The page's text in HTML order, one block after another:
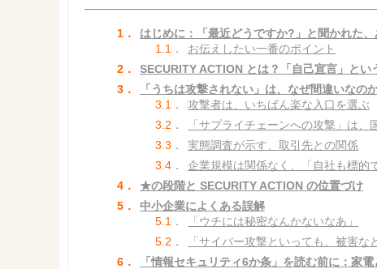
1．
はじめに：「最近どうですか?」と聞かれた
1.1．
お伝えしたい一番のポイント
2．
SECURITY ACTION とは？「自己宣言」とい
3．
「うちは攻撃されない」は、なぜ間違いなの
3.1．
攻撃者は、いちばん楽な入口を選ぶ
3.2．
「サプライチェーンへの攻撃」は
3.3．
実態調査が示す、取引先との関係
3.4．
企業規模は関係なく、「自社も標的
4．
★の段階と SECURITY ACTION の位置づけ
5．
中小企業によくある誤解
5.1．
「ウチには秘密なんかないなあ」
5.2．
「サイバー攻撃といっても、被害な
6．
「情報セキュリティ6か条」を読む前に：家